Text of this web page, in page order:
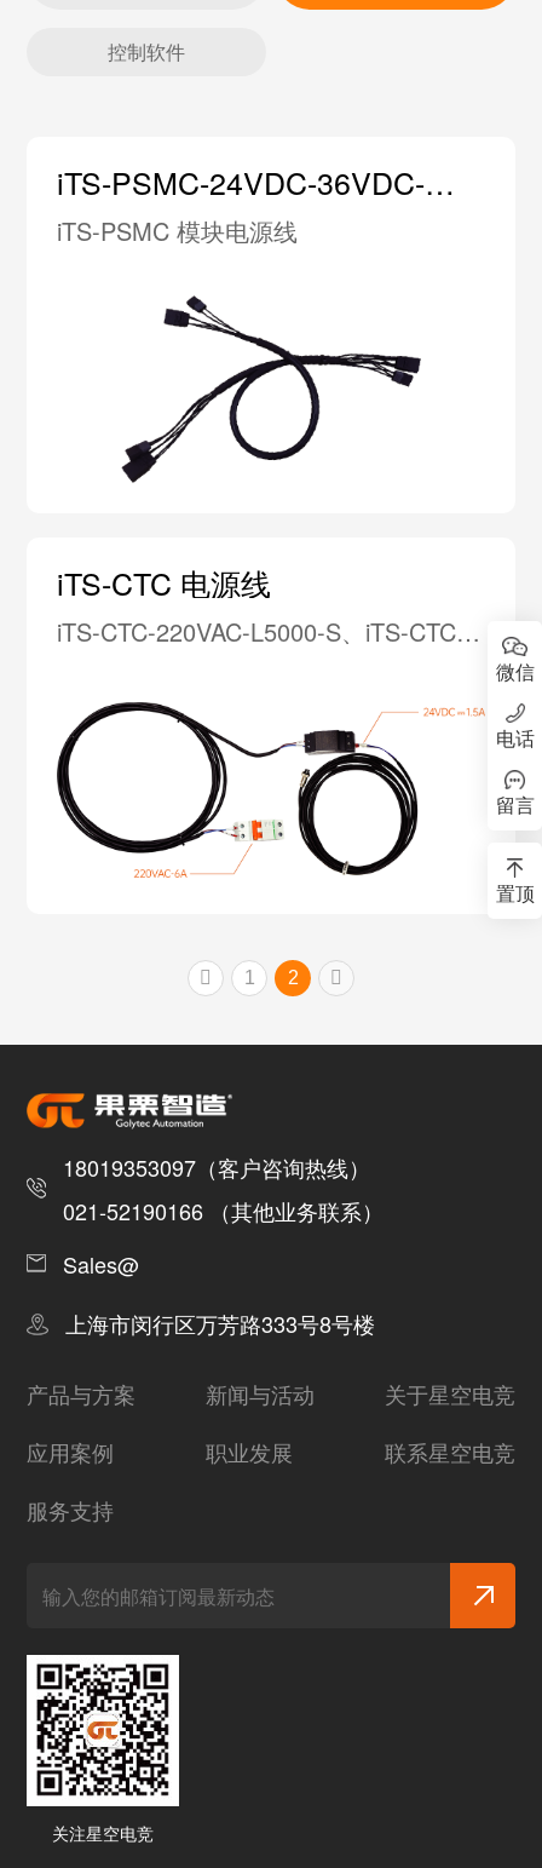
微信
电话
留言
置顶
控制软件
iTS-PSMC-24VDC-36VDC-
L680-S
iTS-PSMC 模块电源线
iTS-CTC 电源线
iTS-CTC-220VAC-L5000-S、iTS-CTC-
1 2
18019353097（客户咨询热线）
021-52190166 （其他业务联系）
Sales@
上海市闵行区万芳路333号8号楼
产品与方案
应用案例
服务支持
新闻与活动
职业发展
关于星空电竞
联系星空电竞
关注星空电竞